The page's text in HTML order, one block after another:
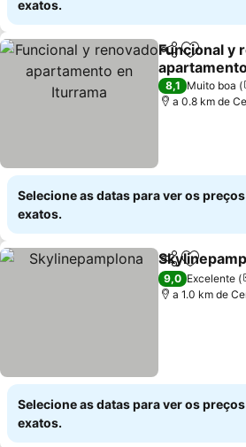
exatos.
Partilhar
Funcional y
8,1 Muito boa
a 0.8 km de
Selecione as datas para ver os preços
exatos.
Partilhar
9,0 Excelente
a 1.0 km de
Selecione as datas para ver os preços
exatos.